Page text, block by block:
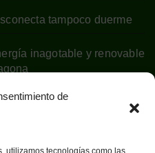
de
utilizamos tecnologías como las
tampoco duerme
inagotable y renovable